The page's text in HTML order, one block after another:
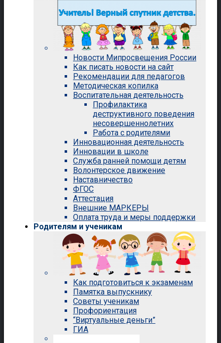
Новости Мипросвещения России
Как писать новости на сайт
Рекомендации для педагогов
Методическая копилка
Воспитательная деятельность
Профилактика
деструктивного поведения
несовершеннолетних
Работа с родителями
Инновационная деятельность
Инновации в школе
Служба ранней помощи детям
Волонтерское движение
Наставничество
ФГОС
Аттестация
Внешние МАРКЕРЫ
Оплата труда и меры поддержки
Родителям и ученикам
Как подготовиться к экзаменам
Памятка выпускнику
Советы ученикам
Профориентация
“Виртуальные деньги”
ГИА